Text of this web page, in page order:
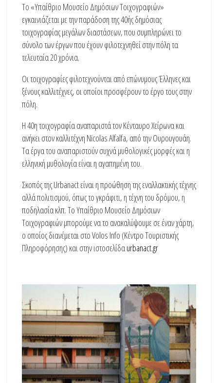
Το «Υπαίθριο Μουσείο Δημόσιων Τοιχογραφιών»
εγκαινιάζεται με την παράδοση της 40ής δημόσιας
τοιχογραφίας μεγάλων διαστάσεων, που συμπληρώνει το
σύνολο των έργων που έχουν φιλοτεχνηθεί στην πόλη τα
τελευταία 20 χρόνια.
Οι τοιχογραφίες φιλοτεχνούνται από επώνυμους Έλληνες και
ξένους καλλιτέχνες, οι οποίοι προσφέρουν το έργο τους στην
πόλη.
Η 40η τοιχογραφία αναπαριστά τον Κένταυρο Χείρωνα και
ανήκει στον καλλιτέχνη Nicolas Alfalfa, από την Ουρουγουάη.
Τα έργα του αναπαριστούν συχνά μυθολογικές μορφές και η
ελληνική μυθολογία είναι η αγαπημένη του.
Σκοπός της Urbanact είναι η προώθηση της εναλλακτικής τέχνης
αλλά πολιτισμού, όπως το γκράφιτι, η τέχνη του δρόμου, η
ποδηλασία κλπ. Το Υπαίθριο Μουσείο Δημόσιων
Τοιχογραφιών μπορούμε να το ανακαλύψουμε σε έναν χάρτη,
ο οποίος διανέμεται στο Volos Info (Κέντρο Τουριστικής
Πληροφόρησης) και στην ιστοσελίδαurbanact.gr